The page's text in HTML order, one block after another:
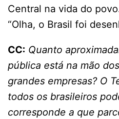
Central na vida do
“Olha, o Brasil foi
CC: Quanto
pública está na mão
grandes empresas? O
todos os brasileiros
corresponde a que